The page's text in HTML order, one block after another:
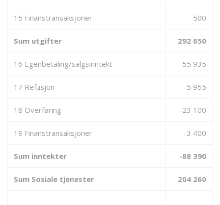
15 Finanstransaksjoner 500
Sum utgifter 292 650
16 Egenbetaling/salgsinntekt -55 935
17 Refusjon -5 955
18 Overføring -23 100
19 Finanstransaksjoner -3 400
Sum inntekter -88 390
Sum Sosiale tjenester 204 260